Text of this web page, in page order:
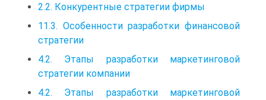
2.2. Конкурентные стратегии фирмы
11.3. Особенности разработки финансовой
стратегии
4.2. Этапы разработки маркетинговой
стратегии компании
4.2. Этапы разработки маркетинговой